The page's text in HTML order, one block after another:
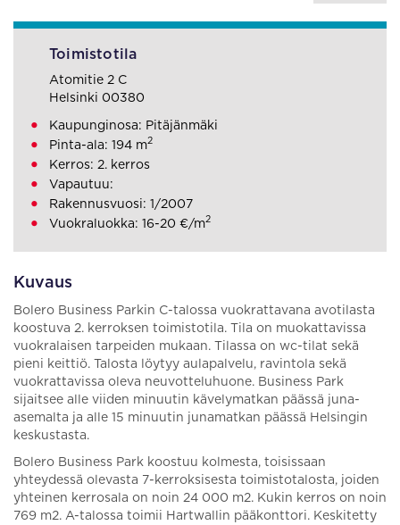
Kuvaus
Bolero Business Parkin C-talossa vuokrattavana avotilasta
koostuva 2. kerroksen toimistotila. Tila on muokattavissa
vuokralaisen tarpeiden mukaan. Tilassa on wc-tilat sekä
pieni keittiö. Talosta löytyy aulapalvelu, ravintola sekä
vuokrattavissa oleva neuvotteluhuone. Business Park
sijaitsee alle viiden minuutin kävelymatkan päässä juna-
asemalta ja alle 15 minuutin junamatkan päässä Helsingin
keskustasta.
Bolero Business Park koostuu kolmesta, toisissaan
yhteydessä olevasta 7-kerroksisesta toimistotalosta, joiden
yhteinen kerrosala on noin 24 000 m2. Kukin kerros on noin
769 m2. A-talossa toimii Hartwallin pääkonttori. Keskitetty
Toimistotila
Atomitie 2 C
Helsinki 00380
Kaupunginosa: Pitäjänmäki
Pinta-ala: 194 m2
Kerros: 2. kerros
Vapautuu:
Rakennusvuosi: 1/2007
Vuokraluokka: 16-20 €/m2